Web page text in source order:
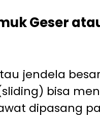
Geser
jendela
bisa
dipasang